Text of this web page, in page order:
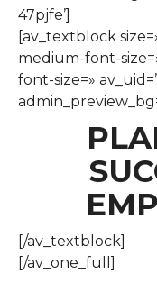
47pjfe’]
[av_textblock
medium-font-
font-size=»
[/av_textblock]
[/av_one_full]